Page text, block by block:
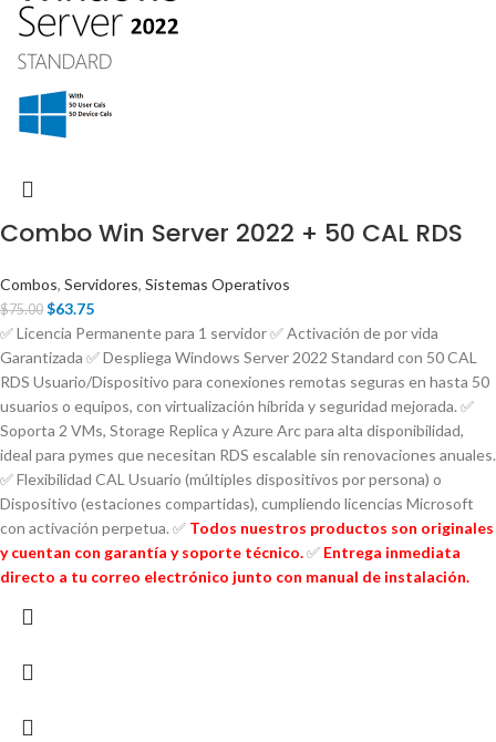
Combo Win Server 2022 + 50 CAL RDS
Combos, Servidores, Sistemas Operativos
$75.00 $63.75
✅ Licencia Permanente para 1 servidor ✅ Activación de por vida
Garantizada ✅ Despliega Windows Server 2022 Standard con 50 CAL
RDS Usuario/Dispositivo para conexiones remotas seguras en hasta 50
usuarios o equipos, con virtualización híbrida y seguridad mejorada. ✅
Soporta 2 VMs, Storage Replica y Azure Arc para alta disponibilidad,
ideal para pymes que necesitan RDS escalable sin renovaciones anuales.
✅ Flexibilidad CAL Usuario (múltiples dispositivos por persona) o
Dispositivo (estaciones compartidas), cumpliendo licencias Microsoft
con activación perpetua. ✅ Todos nuestros productos son originales
y cuentan con garantía y soporte técnico.✅ Entrega inmediata
directo a tu correo electrónico junto con manual de instalación.